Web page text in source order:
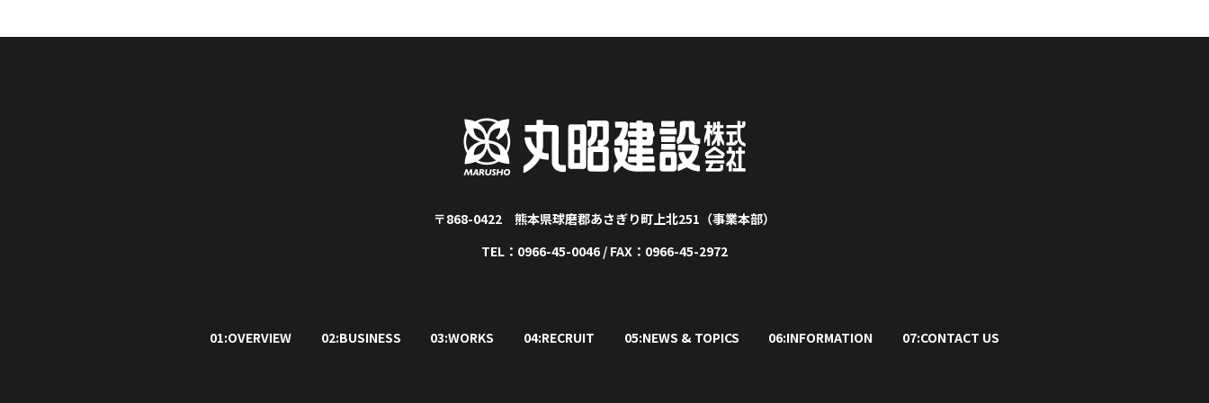
〒868-0422 熊本県球磨郡あさぎり町上北251（事業本部）
TEL：0966-45-0046 / FAX：0966-45-2972
01:OVERVIEW 02:BUSINESS 03:WORKS 04:RECRUIT 05:NEWS & TOPICS 06:INFORMATION 07:CONTACT US